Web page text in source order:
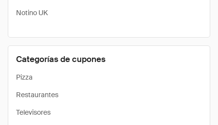
Notino UK
Categorías de cupones
Pizza
Restaurantes
Televisores